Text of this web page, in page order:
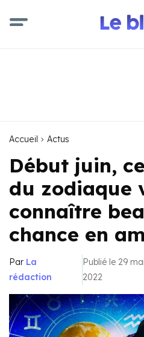
Accueil Actus
Début juin,
du zodiaque
connaître
chance en
Par La
rédaction
Publié le 29 mai
2022